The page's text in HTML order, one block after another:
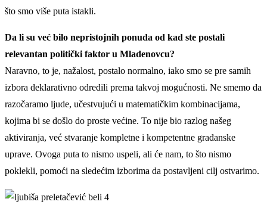
što smo više puta istakli.
Da li su već bilo nepristojnih ponuda od kad ste postali
relevantan politički faktor u Mladenovcu?
Naravno, to je, nažalost, postalo normalno, iako smo se pre samih
izbora deklarativno odredili prema takvoj mogućnosti. Ne smemo da
razočaramo ljude, učestvujući u matematičkim kombinacijama,
kojima bi se došlo do proste većine. To nije bio razlog našeg
aktiviranja, već stvaranje kompletne i kompetentne građanske
uprave. Ovoga puta to nismo uspeli, ali će nam, to što nismo
poklekli, pomoći na sledećim izborima da postavljeni cilj ostvarimo.